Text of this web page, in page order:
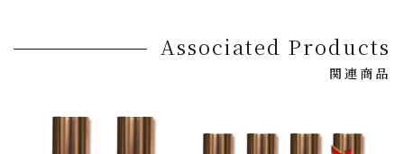
Associated Products
関連商品